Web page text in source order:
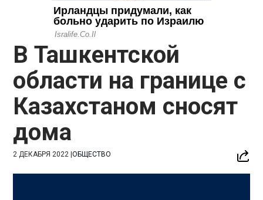
В Ташкентской
области на границе с
Казахстаном сносят
дома
2 ДЕКАБРЯ 2022 |ОБЩЕСТВО